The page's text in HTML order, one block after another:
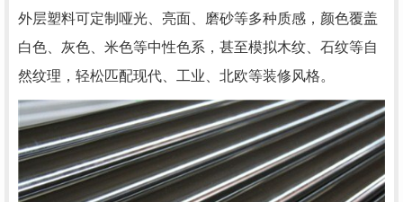
外层塑料可定制哑光、亮面、磨砂等多种质感，颜色覆盖
白色、灰色、米色等中性色系，甚至模拟木纹、石纹等自
然纹理，轻松匹配现代、工业、北欧等装修风格。